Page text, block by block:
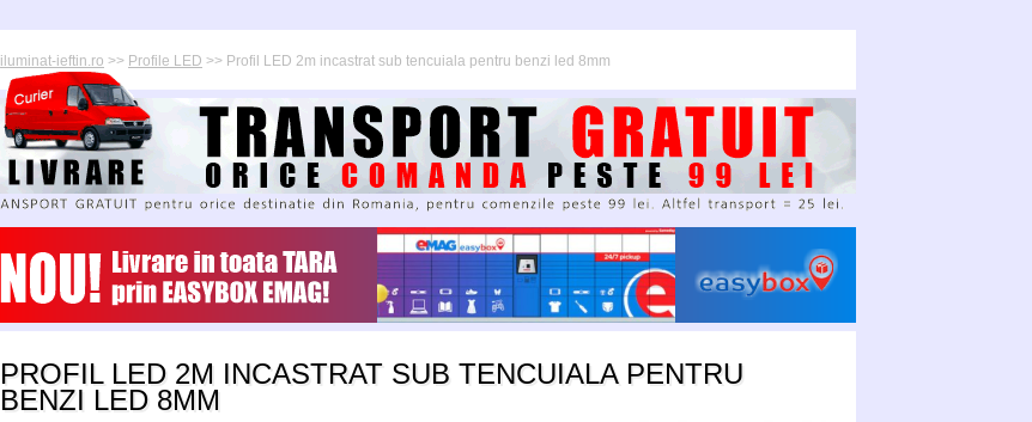
iluminat-ieftin.ro >> Profile LED >> Profil LED 2m incastrat sub tencuiala pentru benzi led 8mm
PROFIL LED 2M INCASTRAT SUB TENCUIALA PENTRU
BENZI LED 8MM